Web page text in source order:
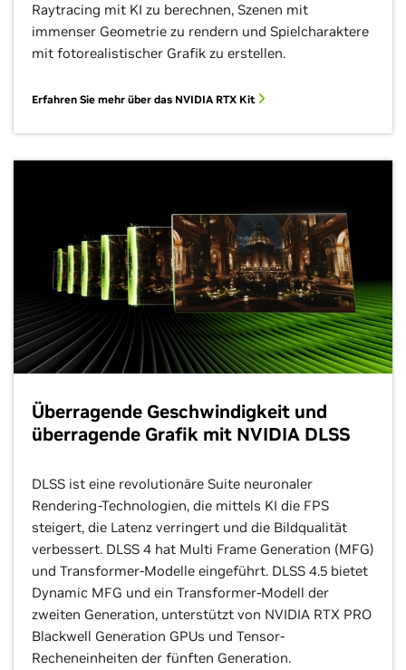
Raytracing mit KI zu berechnen, Szenen mit
immenser Geometrie zu rendern und Spielcharaktere
mit fotorealistischer Grafik zu erstellen.
Erfahren Sie mehr über das NVIDIA RTX Kit
Überragende Geschwindigkeit und
überragende Grafik mit NVIDIA DLSS
DLSS ist eine revolutionäre Suite neuronaler
Rendering-Technologien, die mittels KI die FPS
steigert, die Latenz verringert und die Bildqualität
verbessert. DLSS 4 hat Multi Frame Generation (MFG)
und Transformer-Modelle eingeführt. DLSS 4.5 bietet
Dynamic MFG und ein Transformer-Modell der
zweiten Generation, unterstützt von NVIDIA RTX PRO
Blackwell Generation GPUs und Tensor-
Recheneinheiten der fünften Generation.